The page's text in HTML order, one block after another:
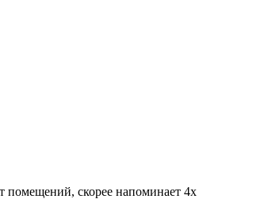
помещений, скорее напоминает 4х